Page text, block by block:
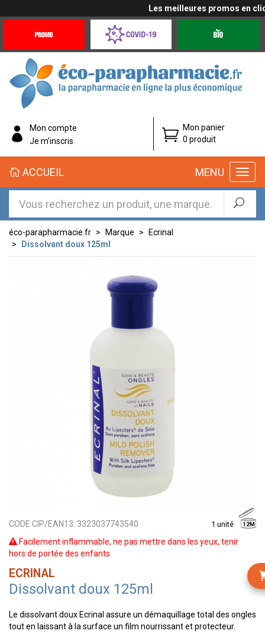
Les meilleures promos en
Offres
Coronavirus
éco-
parapharmacie.fr
éco-
parapharmacie.fr
Mon compte
Je m’inscris
Mon panier
0 produit
MENU
ACCUEIL
éco-parapharmacie.fr Marque
Ecrinal
Dissolvant doux 125ml
CODE CIP/EAN13: 3323037743540 1 unité 12M
Facilement inflammable, ne pas mettre dans les yeux, tenir
hors de portée des enfants
ECRINAL
Dissolvant doux 125ml
Le dissolvant doux Ecrinal assure un démaquillage total des ongles
tout en laissant à la surface un film nourrissant et protecteur.